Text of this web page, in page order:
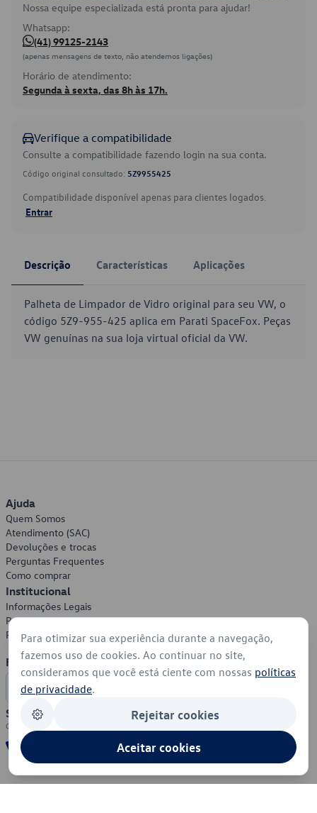
Nossa equipe especializada está pronta para ajudar!
Whatsapp:
(41) 99125-2143
(apenas mensagens de texto, não atendemos ligações)
Horário de atendimento:
Segunda à sexta, das 8h às 17h.
Verifique a compatibilidade
Consulte a compatibilidade fazendo login na sua conta.
Código original consultado: 5Z9955425
Compatibilidade disponível apenas para clientes logados.
Entrar
Descrição Características Aplicações
Palheta de Limpador de Vidro original para seu VW, o
código 5Z9-955-425 aplica em Parati SpaceFox. Peças
VW genuínas na sua loja virtual oficial da VW.
Ajuda
Quem Somos
Atendimento (SAC)
Devoluções e trocas
Perguntas Frequentes
Como comprar
Institucional
Informações Legais
Política de Privacidade
Política de Cookies
Formas de Pagamento
Segurança
Para otimizar sua experiência durante a navegação,
fazemos uso de cookies. Ao continuar no site,
consideramos que você está ciente com nossas políticas
de privacidade.
Rejeitar cookies
Aceitar cookies